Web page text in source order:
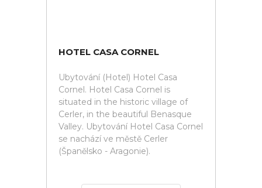
HOTEL CASA CORNEL
Ubytování (Hotel) Hotel Casa
Cornel. Hotel Casa Cornel is
situated in the historic village of
Cerler, in the beautiful Benasque
Valley. Ubytování Hotel Casa Cornel
se nachází ve městě Cerler
(Španělsko - Aragonie).